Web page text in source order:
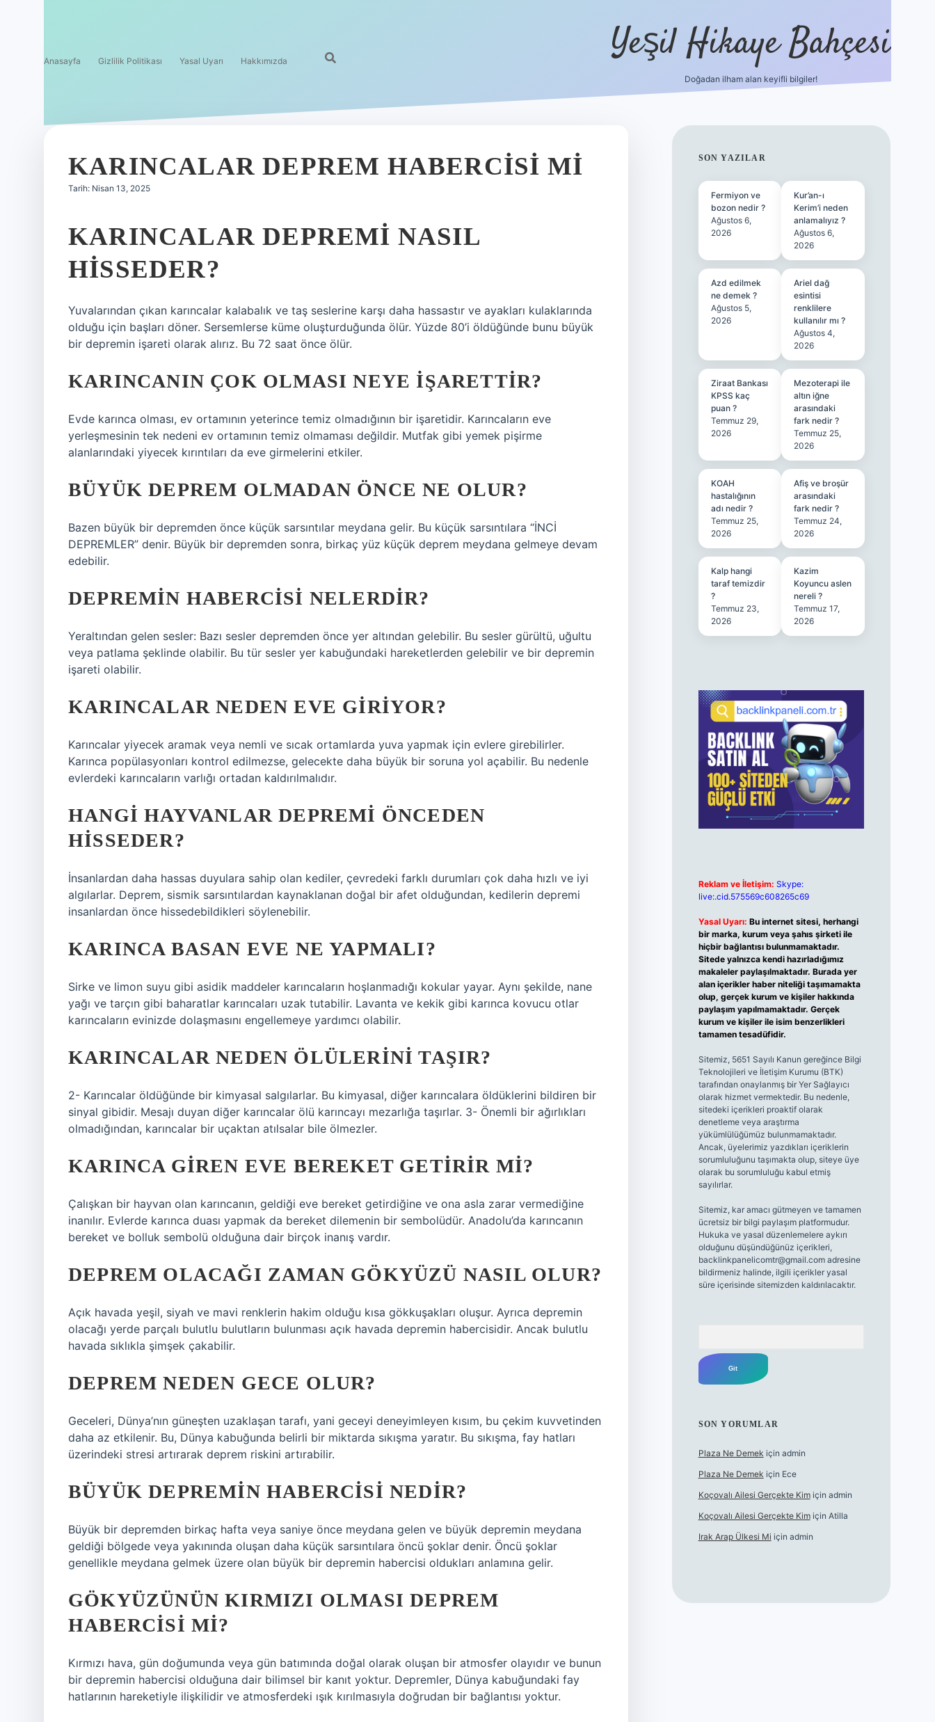
Anasayfa Gizlilik Politikası Yasal Uyarı Hakkımızda Yeşil Hikaye Bahçesi
Doğadan ilham alan keyifli bilgiler!
KARINCALAR DEPREM HABERCISI MI
Tarih: Nisan 13, 2025
KARINCALAR DEPREMI NASIL
HISSEDER?
Yuvalarından çıkan karıncalar kalabalık ve taş seslerine karşı daha hassastır ve ayakları kulaklarında
olduğu için başları döner. Sersemlerse küme oluşturduğunda ölür. Yüzde 80’i öldüğünde bunu büyük
bir depremin işareti olarak alırız. Bu 72 saat önce ölür.
KARINCANIN ÇOK OLMASI NEYE IŞARETTIR?
Evde karınca olması, ev ortamının yeterince temiz olmadığının bir işaretidir. Karıncaların eve
yerleşmesinin tek nedeni ev ortamının temiz olmaması değildir. Mutfak gibi yemek pişirme
alanlarındaki yiyecek kırıntıları da eve girmelerini etkiler.
BÜYÜK DEPREM OLMADAN ÖNCE NE OLUR?
Bazen büyük bir depremden önce küçük sarsıntılar meydana gelir. Bu küçük sarsıntılara “İNCİ
DEPREMLER” denir. Büyük bir depremden sonra, birkaç yüz küçük deprem meydana gelmeye devam
edebilir.
DEPREMIN HABERCISI NELERDIR?
Yeraltından gelen sesler: Bazı sesler depremden önce yer altından gelebilir. Bu sesler gürültü, uğultu
veya patlama şeklinde olabilir. Bu tür sesler yer kabuğundaki hareketlerden gelebilir ve bir depremin
işareti olabilir.
KARINCALAR NEDEN EVE GIRIYOR?
Karıncalar yiyecek aramak veya nemli ve sıcak ortamlarda yuva yapmak için evlere girebilirler.
Karınca popülasyonları kontrol edilmezse, gelecekte daha büyük bir soruna yol açabilir. Bu nedenle
evlerdeki karıncaların varlığı ortadan kaldırılmalıdır.
HANGI HAYVANLAR DEPREMI ÖNCEDEN
HISSEDER?
İnsanlardan daha hassas duyulara sahip olan kediler, çevredeki farklı durumları çok daha hızlı ve iyi
algılarlar. Deprem, sismik sarsıntılardan kaynaklanan doğal bir afet olduğundan, kedilerin depremi
insanlardan önce hissedebildikleri söylenebilir.
KARINCA BASAN EVE NE YAPMALI?
Sirke ve limon suyu gibi asidik maddeler karıncaların hoşlanmadığı kokular yayar. Aynı şekilde, nane
yağı ve tarçın gibi baharatlar karıncaları uzak tutabilir. Lavanta ve kekik gibi karınca kovucu otlar
karıncaların evinizde dolaşmasını engellemeye yardımcı olabilir.
KARINCALAR NEDEN ÖLÜLERINI TAŞIR?
2- Karıncalar öldüğünde bir kimyasal salgılarlar. Bu kimyasal, diğer karıncalara öldüklerini bildiren bir
sinyal gibidir. Mesajı duyan diğer karıncalar ölü karıncayı mezarlığa taşırlar. 3- Önemli bir ağırlıkları
olmadığından, karıncalar bir uçaktan atılsalar bile ölmezler.
KARINCA GIREN EVE BEREKET GETIRIR MI?
Çalışkan bir hayvan olan karıncanın, geldiği eve bereket getirdiğine ve ona asla zarar vermediğine
inanılır. Evlerde karınca duası yapmak da bereket dilemenin bir sembolüdür. Anadolu’da karıncanın
bereket ve bolluk sembolü olduğuna dair birçok inanış vardır.
DEPREM OLACAĞI ZAMAN GÖKYÜZÜ NASIL OLUR?
Açık havada yeşil, siyah ve mavi renklerin hakim olduğu kısa gökkuşakları oluşur. Ayrıca depremin
olacağı yerde parçalı bulutlu bulutların bulunması açık havada depremin habercisidir. Ancak bulutlu
havada sıklıkla şimşek çakabilir.
DEPREM NEDEN GECE OLUR?
Geceleri, Dünya’nın güneşten uzaklaşan tarafı, yani geceyi deneyimleyen kısım, bu çekim kuvvetinden
daha az etkilenir. Bu, Dünya kabuğunda belirli bir miktarda sıkışma yaratır. Bu sıkışma, fay hatları
üzerindeki stresi artırarak deprem riskini artırabilir.
BÜYÜK DEPREMIN HABERCISI NEDIR?
Büyük bir depremden birkaç hafta veya saniye önce meydana gelen ve büyük depremin meydana
geldiği bölgede veya yakınında oluşan daha küçük sarsıntılara öncü şoklar denir. Öncü şoklar
genellikle meydana gelmek üzere olan büyük bir depremin habercisi oldukları anlamına gelir.
GÖKYÜZÜNÜN KIRMIZI OLMASI DEPREM
HABERCISI MI?
Kırmızı hava, gün doğumunda veya gün batımında doğal olarak oluşan bir atmosfer olayıdır ve bunun
bir depremin habercisi olduğuna dair bilimsel bir kanıt yoktur. Depremler, Dünya kabuğundaki fay
hatlarının hareketiyle ilişkilidir ve atmosferdeki ışık kırılmasıyla doğrudan bir bağlantısı yoktur.
SIDEBAR
SON YAZILAR
Fermiyon ve
bozon nedir ?
Ağustos 6,
2026
Kur’an-ı
Kerim’i neden
anlamalıyız ?
Ağustos 6,
2026
Azd edilmek
ne demek ?
Ağustos 5,
2026
Ariel dağ
esintisi
renklilere
kullanılır mı ?
Ağustos 4,
2026
Ziraat Bankası
KPSS kaç
puan ?
Temmuz 29,
2026
Mezoterapi ile
altın iğne
arasındaki
fark nedir ?
Temmuz 25,
2026
KOAH
hastalığının
adı nedir ?
Temmuz 25,
2026
Afiş ve broşür
arasındaki
fark nedir ?
Temmuz 24,
2026
Kalp hangi
taraf temizdir
?
Temmuz 23,
2026
Kazim
Koyuncu aslen
nereli ?
Temmuz 17,
2026
Reklam ve İletişim: Skype:
live:.cid.575569c608265c69
Yasal Uyarı: Bu internet sitesi, herhangi
bir marka, kurum veya şahıs şirketi ile
hiçbir bağlantısı bulunmamaktadır.
Sitede yalnızca kendi hazırladığımız
makaleler paylaşılmaktadır. Burada yer
alan içerikler haber niteliği taşımamakta
olup, gerçek kurum ve kişiler hakkında
paylaşım yapılmamaktadır. Gerçek
kurum ve kişiler ile isim benzerlikleri
tamamen tesadüfidir.
Sitemiz, 5651 Sayılı Kanun gereğince Bilgi
Teknolojileri ve İletişim Kurumu (BTK)
tarafından onaylanmış bir Yer Sağlayıcı
olarak hizmet vermektedir. Bu nedenle,
sitedeki içerikleri proaktif olarak
denetleme veya araştırma
yükümlülüğümüz bulunmamaktadır.
Ancak, üyelerimiz yazdıkları içeriklerin
sorumluluğunu taşımakta olup, siteye üye
olarak bu sorumluluğu kabul etmiş
sayılırlar.
Sitemiz, kar amacı gütmeyen ve tamamen
ücretsiz bir bilgi paylaşım platformudur.
Hukuka ve yasal düzenlemelere aykırı
olduğunu düşündüğünüz içerikleri,
backlinkpanelicomtr@gmail.comadresine
bildirmeniz halinde, ilgili içerikler yasal
süre içerisinde sitemizden kaldırılacaktır.
SON YORUMLAR
Plaza Ne Demek için admin
Plaza Ne Demek için Ece
Koçovalı Ailesi Gerçekte Kimiçin admin
Koçovalı Ailesi Gerçekte Kimiçin Atilla
Irak Arap Ülkesi Mi için admin
ilbet mobil